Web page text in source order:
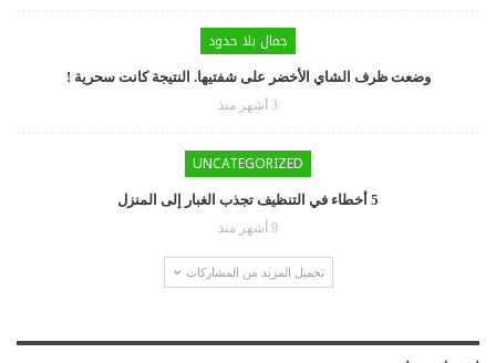
جمال بلا حدود
وضعت ظرف الشاي الأخضر على شفتيها. النتيجة كانت سحرية !
3 أشهر منذ
UNCATEGORIZED
5 أخطاء في التنظيف تجذب الغبار إلى المنزل
9 أشهر منذ
تحميل المزيد من المشاركات